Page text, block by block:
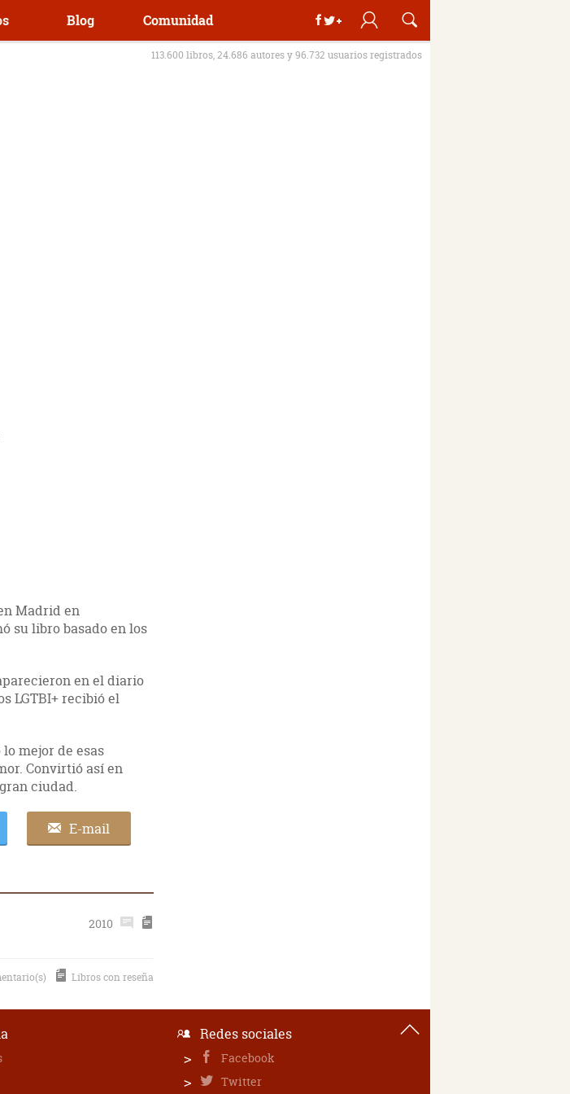
Blog Comunidad
113.600 libros, 24.686 autores y 96.732 usuarios registrados
Madrid en
su libro basado en los
en el diario
LGTBI+ recibió el
mejor de esas
Convirtió así en
ciudad.
E-mail
2010
Libros con reseña
Redes sociales
Facebook
Twitter